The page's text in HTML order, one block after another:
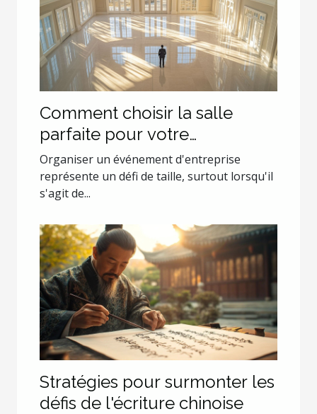
Comment choisir la salle
parfaite pour votre
événement d'entreprise ?
Organiser un événement d'entreprise
représente un défi de taille, surtout lorsqu'il
s'agit de...
Stratégies pour surmonter les
défis de l'écriture chinoise